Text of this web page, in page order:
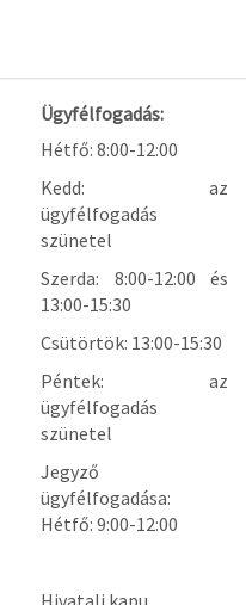
Ügyfélfogadás:
Hétfő: 8:00-12:00
Kedd: az
ügyfélfogadás
szünetel
Szerda: 8:00-12:00 és
13:00-15:30
Csütörtök: 13:00-15:30
Péntek: az
ügyfélfogadás
szünetel
Jegyző
ügyfélfogadása:
Hétfő: 9:00-12:00
Hivatali kapu